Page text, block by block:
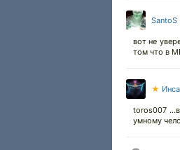
SantoS
вот не
том что в
★
toros007
умному